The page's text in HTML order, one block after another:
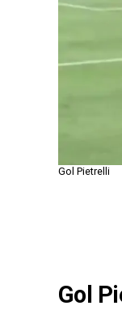
Gol Pietrelli
Gol